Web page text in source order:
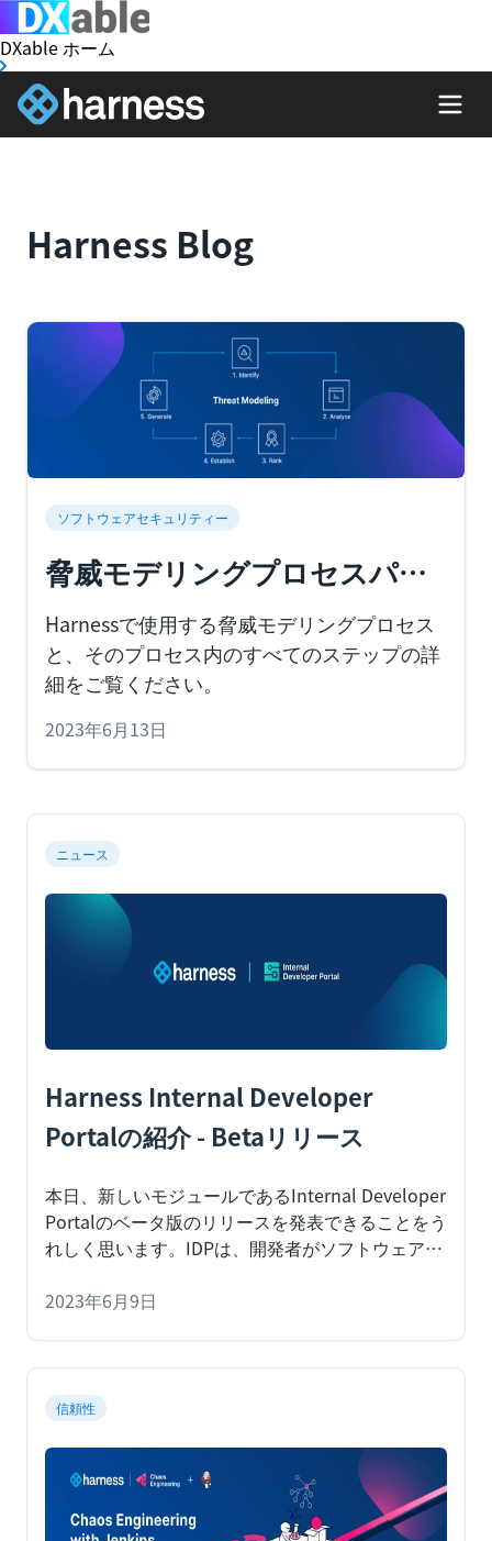
DXable ホーム
Harness Blog
ソフトウェアセキュリティー
脅威モデリングプロセスパー
ト2：最初の脅威モデルを設定
する方法
Harnessで使用する脅威モデリングプロセス
と、そのプロセス内のすべてのステップの詳
細をご覧ください。
2023年6月13日
ニュース
Harness Internal Developer
Portalの紹介 - Betaリリース
本日、新しいモジュールであるInternal Developer
Portalのベータ版のリリースを発表できることをう
れしく思います。IDPは、開発者がソフトウェアを
いては、ブログをお読みください。
2023年6月9日
信頼性